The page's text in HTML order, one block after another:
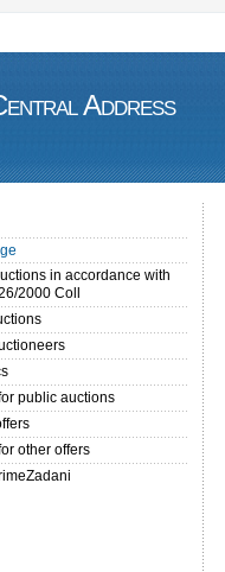
Address
in accordance with
2000 Coll
public auctions
other offers